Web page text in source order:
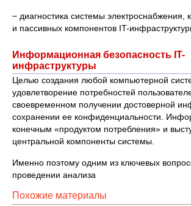
− диагностика системы электроснабжения,
и пассивных компонентов IT-
Информационная безопасность IT-
инфраструктуры
Целью создания любой компьютерной
удовлетворение потребностей
своевременном получении достоверной
сохранении ее конфиденциальности.
конечным «продуктом потребления» и
центральной компоненты системы.
Именно поэтому одним из ключевых
проведении анализа
Похожие материалы